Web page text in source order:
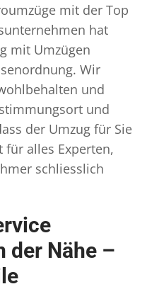
mit der Top
hat
mit Umzügen
Wir
und
und
der Umzug für Sie
für alles Experten,
schliesslich
der Nähe –